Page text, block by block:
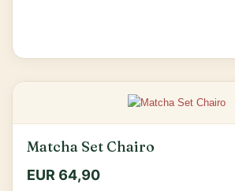
Matcha Set Chairo
EUR 64,90